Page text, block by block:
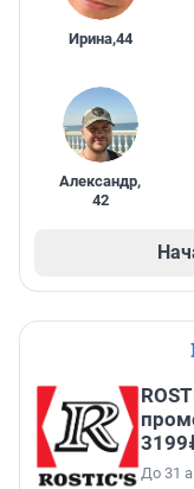
Ирина,44
Александр,
42
До 31